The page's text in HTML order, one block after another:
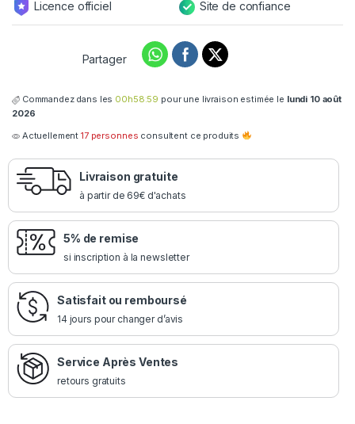
Licence officiel Site de confiance
Partager
Commandez dans les 00h58:58 pour une livraison estimée le lundi 10 août
2026
Actuellement17 personnes consultent ce produits
Livraison gratuite
à partir de 69€ d'achats
5% de remise
si inscription à la newsletter
Satisfait ou remboursé
14 jours pour changer d’avis
Service Après Ventes
retours gratuits